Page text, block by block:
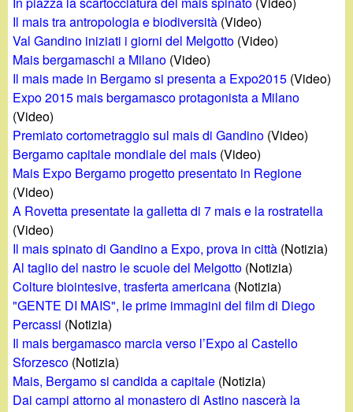
a
n
d
i
n
o
.
i
t
c
e
r
c
a
Il mais tra antropologia e biodiversità (Video)
Val Gandino iniziati i giorni del Melgotto (Video)
Mais bergamaschi a Milano (Video)
Il mais made in Bergamo si presenta a Expo2015 (Video)
Expo 2015 mais bergamasco protagonista a Milano
(Video)
Premiato cortometraggio sul mais di Gandino (Video)
Bergamo capitale mondiale del mais (Video)
Mais Expo Bergamo progetto presentato in Regione
(Video)
A Rovetta presentate la galletta di 7 mais e la rostratella
(Video)
Il mais spinato di Gandino a Expo, prova in città (Notizia)
Al taglio del nastro le scuole del Melgotto (Notizia)
Colture biointesive, trasferta americana (Notizia)
"GENTE DI MAIS", le prime immagini del film di Diego
Percassi (Notizia)
Il mais bergamasco marcia verso l’Expo al Castello
Sforzesco (Notizia)
Mais, Bergamo si candida a capitale (Notizia)
Dai campi attorno al monastero di Astino nascerà la